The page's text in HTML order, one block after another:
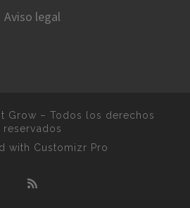
Aviso legal
Grow – Todos los derechos
reservados
with Customizr Pro